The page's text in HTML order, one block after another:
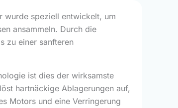
wurde speziell entwickelt, um
ansammeln. Durch die
zu einer sanfteren
ist dies der wirksamste
hartnäckige Ablagerungen auf,
Motors und eine Verringerung